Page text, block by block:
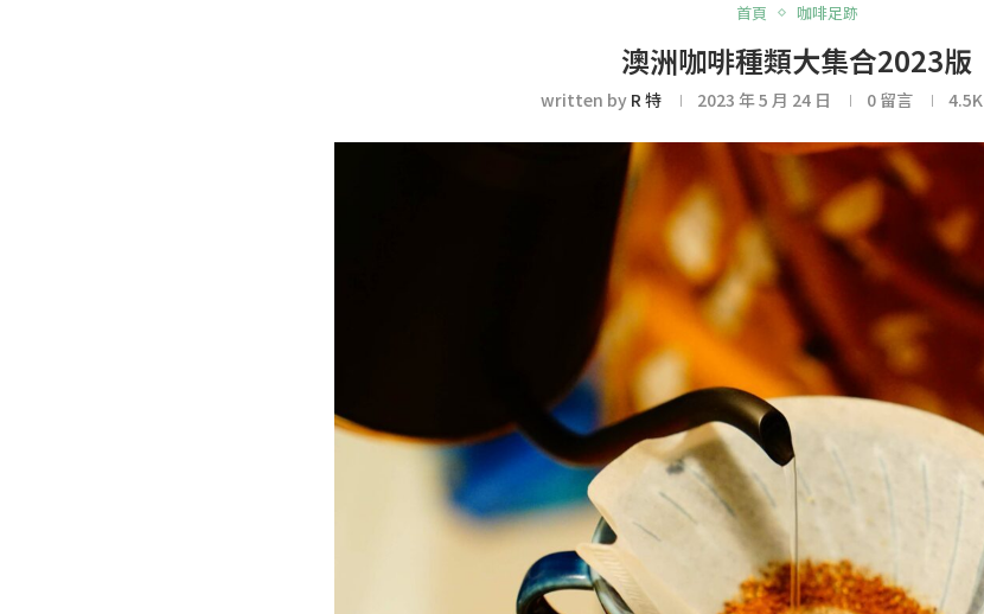
首頁 咖啡足跡
澳洲咖啡種類大集合2023版
written by R 特 2023 年 5 月 24 日 0 留言 4.5K